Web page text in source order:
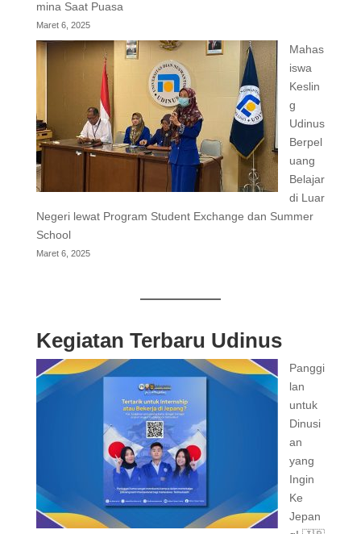
mina Saat Puasa
Maret 6, 2025
Mahas
iswa
Keslin
g
Udinus
Berpel
uang
Belajar
di Luar
Negeri lewat Program Student Exchange dan Summer
School
Maret 6, 2025
Kegiatan Terbaru Udinus
Panggi
lan
untuk
Dinusi
an
yang
Ingin
Ke
Jepan